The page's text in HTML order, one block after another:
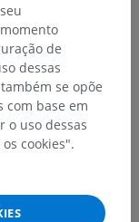
de
dessas
se opõe
com base em
o uso dessas
cookies".